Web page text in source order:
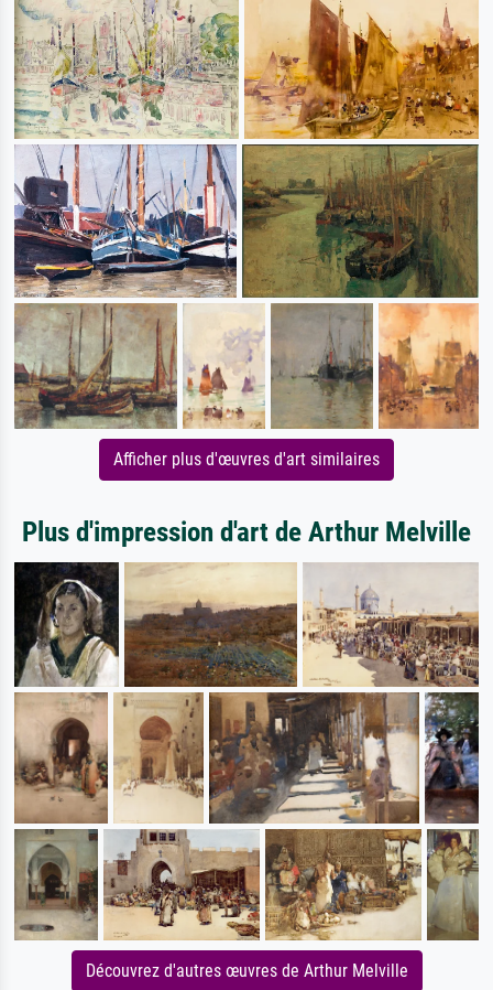
Afficher plus d'œuvres d'art similaires
Plus d'impression d'art de Arthur Melville
Découvrez d'autres œuvres de Arthur Melville